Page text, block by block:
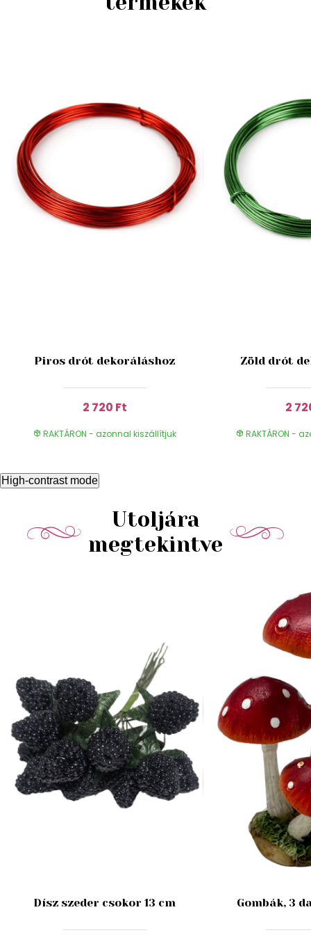
Piros drót dekoráláshoz
2 720 Ft
RAKTÁRON - azonnal kiszállítjuk
Zöld drót
2
RAKTÁRON -
High-contrast mode
Utoljára
megtekintve
Dísz szeder csokor 13 cm Gombák, 3